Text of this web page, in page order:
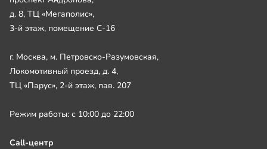
д. 8, ТЦ «Мегаполис»,
3-й этаж, помещение С-16
г. Москва, м. Петровско-Разумовская,
Локомотивный проезд, д. 4,
ТЦ «Парус», 2-й этаж, пав. 207
Режим работы: с 10:00 до 22:00
Call-центр